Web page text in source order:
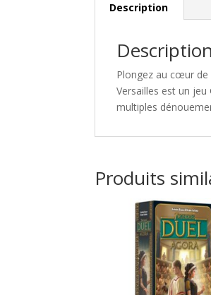
Description
Description
Plongez au cœur de
Versailles est un jeu
multiples
Produits